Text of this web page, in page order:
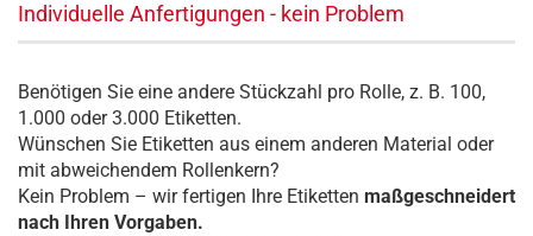
Individuelle Anfertigungen - kein Problem
Benötigen Sie eine andere Stückzahl pro Rolle, z. B. 100,
1.000 oder 3.000 Etiketten.
Wünschen Sie Etiketten aus einem anderen Material oder
mit abweichendem Rollenkern?
Kein Problem – wir fertigen Ihre Etiketten maßgeschneidert
nach Ihren Vorgaben.